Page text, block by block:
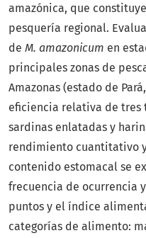
amazónica, que
pesquería regional.
de M. amazonicum en
principales zonas de
Amazonas (estado de
eficiencia relativa de tres
sardinas enlatadas y
rendimiento cuantitativo
contenido estomacal se
frecuencia de ocurrencia
puntos y el índice
categorías de alimento: